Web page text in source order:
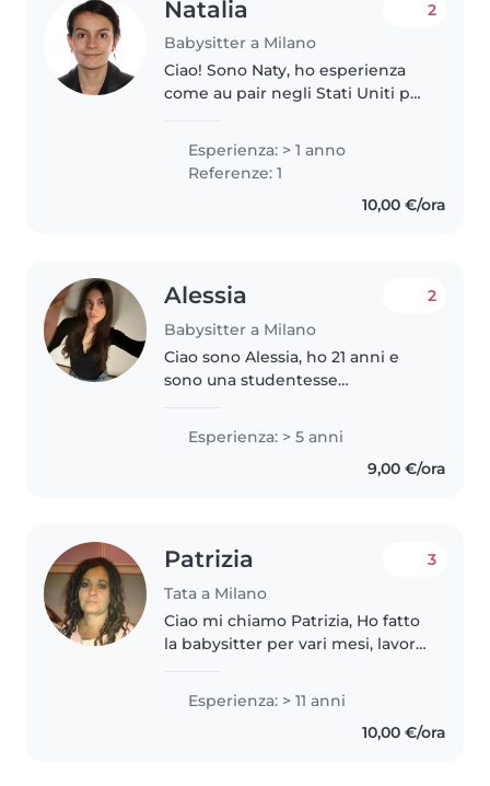
Natalia
Babysitter a Milano
2
Ciao! Sono Naty, ho esperienza
come au pair negli Stati Uniti per
2 ai 12 anni. Ho vissuto in più di 5
paesi e parlo spagnolo, italiano e
Esperienza: > 1 anno
Referenze: 1
10,00 €/ora
Alessia
Babysitter a Milano
2
Ciao sono Alessia, ho 21 anni e
sono una studentesse
esperienza con bambini dai 4/5
anni in su, so disegnare e amo
fare dei piccoli lavoretti con..
Esperienza: > 5 anni
9,00 €/ora
Patrizia
Tata a Milano
3
Ciao mi chiamo Patrizia, Ho fatto
la babysitter per vari mesi, lavoro
attualmente sono chiuse e cerco
per il periodo di Agosto mattina
Esperienza: > 11 anni
10,00 €/ora